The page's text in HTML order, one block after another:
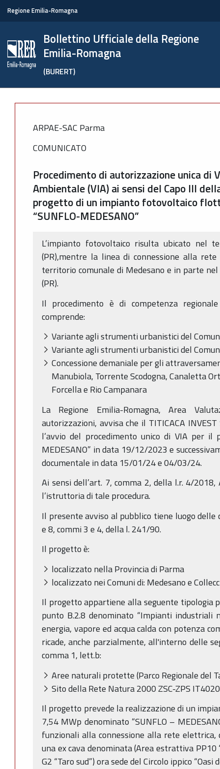
Regione Emilia-Romagna
Bollettino Ufficiale della Regione
Emilia-Romagna
(BURERT)
ARPAE-SAC Parma
COMUNICATO
Procedimento di autorizzazione unica di
Ambientale (VIA) ai sensi del Capo III
progetto di un impianto fotovoltaico
“SUNFLO-MEDESANO”
L’impianto fotovoltaico risulta ubicato nel
(PR),mentre la linea di connessione alla
territorio comunale di Medesano e in parte
(PR).
Il procedimento è di competenza
comprende:
Variante agli strumenti urbanistici del
Variante agli strumenti urbanistici del
Concessione demaniale per gli
Manubiola, Torrente Scodogna, Canaletta
Forcella e Rio Campanara
La Regione Emilia-Romagna, Area
autorizzazioni, avvisa che il TITICACA
l’avvio del procedimento unico di VIA per il
MEDESANO” in data 19/12/2023 e
documentale in data 15/01/24 e 04/03/24.
Ai sensi dell’art. 7, comma 2, della l.r. 4/
l’istruttoria di tale procedura.
Il presente avviso al pubblico tiene luogo delle
e 8, commi 3 e 4, della l. 241/90.
Il progetto è:
localizzato nella Provincia di Parma
localizzato nei Comuni di: Medesano e
Il progetto appartiene alla seguente tipologia
punto B.2.8 denominato “Impianti
energia, vapore ed acqua calda con potenza
ricade, anche parzialmente, all'interno delle
comma 1, lett.b:
Aree naturali protette (Parco Regionale del
Sito della Rete Natura 2000 ZSC-ZPS
Il progetto prevede la realizzazione di un
7,54 MWp denominato “SUNFLO –
funzionali alla connessione alla rete
una ex cava denominata (Area estrattiva PP10
G2 “Taro sud”) ora sede del Circolo ippico “Oasi